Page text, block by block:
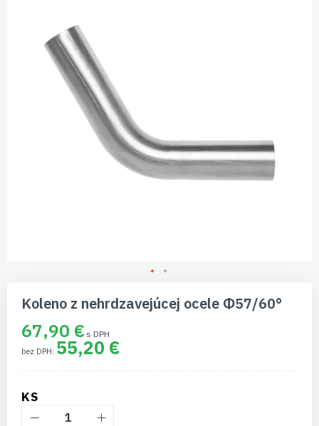
začiatok
galérie
obrázkov
Koleno z nehrdzavejúcej ocele Φ57/60°
67,90 €
55,20 €
KS